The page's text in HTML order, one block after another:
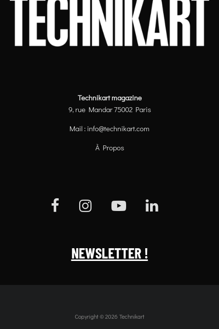
Technikart magazine
9, rue Mandar 75002 Paris
Mail : info@technikart.com
À Propos
NEWSLETTER !
Copyright © 2026 Technikart